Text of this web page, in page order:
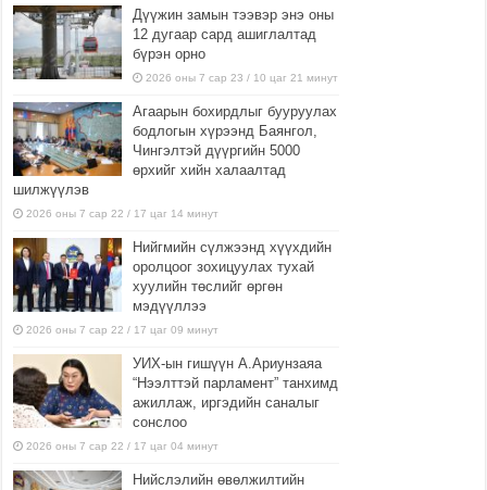
Дүүжин замын тээвэр энэ оны
12 дугаар сард ашиглалтад
бүрэн орно
2026 оны 7 сар 23 / 10 цаг 21 минут
Агаарын бохирдлыг бууруулах
бодлогын хүрээнд Баянгол,
Чингэлтэй дүүргийн 5000
өрхийг хийн халаалтад
шилжүүлэв
2026 оны 7 сар 22 / 17 цаг 14 минут
Нийгмийн сүлжээнд хүүхдийн
оролцоог зохицуулах тухай
хуулийн төслийг өргөн
мэдүүллээ
2026 оны 7 сар 22 / 17 цаг 09 минут
УИХ-ын гишүүн А.Ариунзаяа
“Нээлттэй парламент” танхимд
ажиллаж, иргэдийн саналыг
сонслоо
2026 оны 7 сар 22 / 17 цаг 04 минут
Нийслэлийн өвөлжилтийн